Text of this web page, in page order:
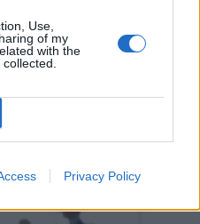
Use,
of my
with the
Privacy Policy
εμπειρίας στα
διδακτορικού,
ο Ν. Παπαθανάσης